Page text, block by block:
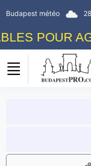
Budapest météo
POUR